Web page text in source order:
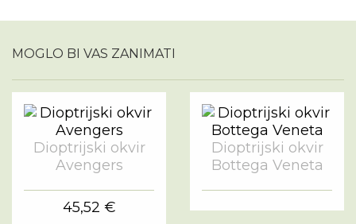
MOGLO BI VAS ZANIMATI
Dioptrijski okvir
Avengers
45,52 €
Dioptrijski okvir
Bottega Veneta